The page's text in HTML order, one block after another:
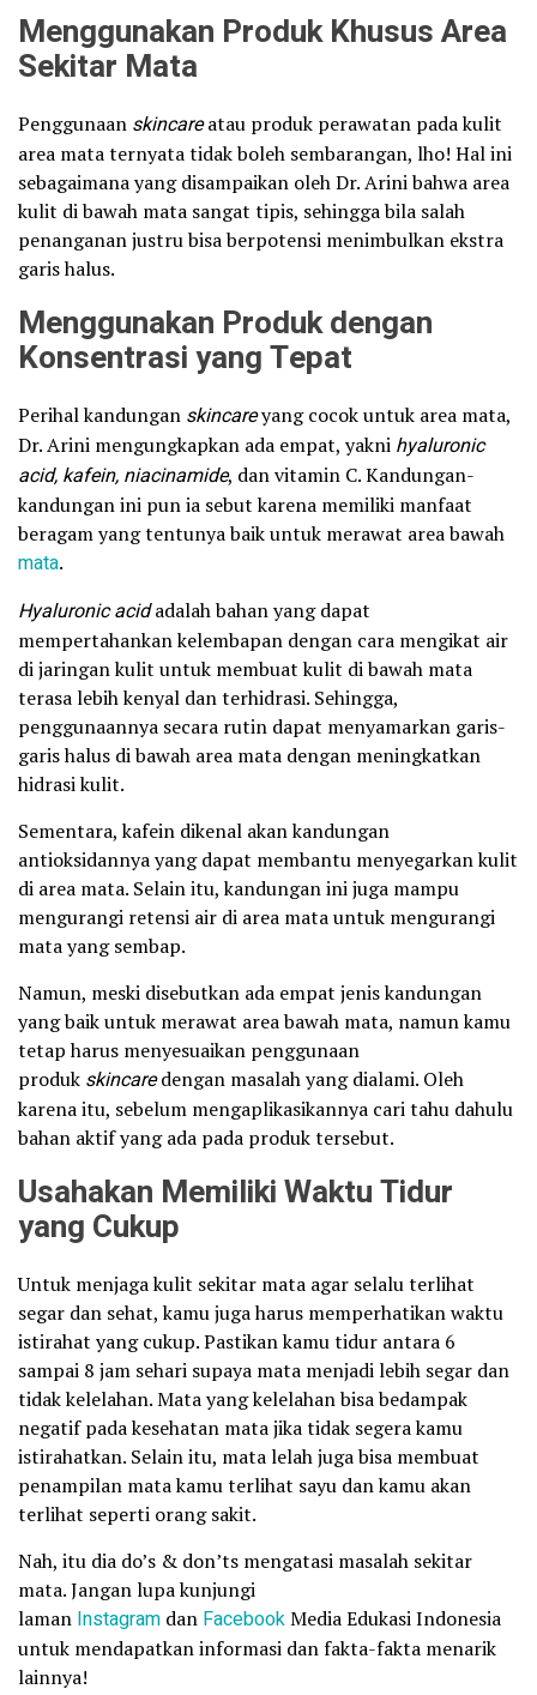
Menggunakan Produk Khusus Area
Sekitar Mata
Penggunaan skincareatau produk perawatan pada kulit
area mata ternyata tidak boleh sembarangan, lho! Hal ini
sebagaimana yang disampaikan oleh Dr. Arini bahwa area
kulit di bawah mata sangat tipis, sehingga bila salah
penanganan justru bisa berpotensi menimbulkan ekstra
garis halus.
Menggunakan Produk dengan
Konsentrasi yang Tepat
Perihal kandungan skincareyang cocok untuk area mata,
Dr. Arini mengungkapkan ada empat, yakni hyaluronic
acid, kafein, niacinamide, dan vitamin C. Kandungan-
kandungan ini pun ia sebut karena memiliki manfaat
beragam yang tentunya baik untuk merawat area bawah
mata.
Hyaluronic acidadalah bahan yang dapat
mempertahankan kelembapan dengan cara mengikat air
di jaringan kulit untuk membuat kulit di bawah mata
terasa lebih kenyal dan terhidrasi. Sehingga,
penggunaannya secara rutin dapat menyamarkan garis-
garis halus di bawah area mata dengan meningkatkan
hidrasi kulit.
Sementara, kafein dikenal akan kandungan
antioksidannya yang dapat membantu menyegarkan kulit
di area mata. Selain itu, kandungan ini juga mampu
mengurangi retensi air di area mata untuk mengurangi
mata yang sembap.
Namun, meski disebutkan ada empat jenis kandungan
yang baik untuk merawat area bawah mata, namun kamu
tetap harus menyesuaikan penggunaan
produk skincaredengan masalah yang dialami. Oleh
karena itu, sebelum mengaplikasikannya cari tahu dahulu
bahan aktif yang ada pada produk tersebut.
Usahakan Memiliki Waktu Tidur
yang Cukup
Untuk menjaga kulit sekitar mata agar selalu terlihat
segar dan sehat, kamu juga harus memperhatikan waktu
istirahat yang cukup. Pastikan kamu tidur antara 6
sampai 8 jam sehari supaya mata menjadi lebih segar dan
tidak kelelahan. Mata yang kelelahan bisa bedampak
negatif pada kesehatan mata jika tidak segera kamu
istirahatkan. Selain itu, mata lelah juga bisa membuat
penampilan mata kamu terlihat sayu dan kamu akan
terlihat seperti orang sakit.
Nah, itu dia do’s & don’ts mengatasi masalah sekitar
mata. Jangan lupa kunjungi
laman Instagram dan FacebookMedia Edukasi Indonesia
untuk mendapatkan informasi dan fakta-fakta menarik
lainnya!